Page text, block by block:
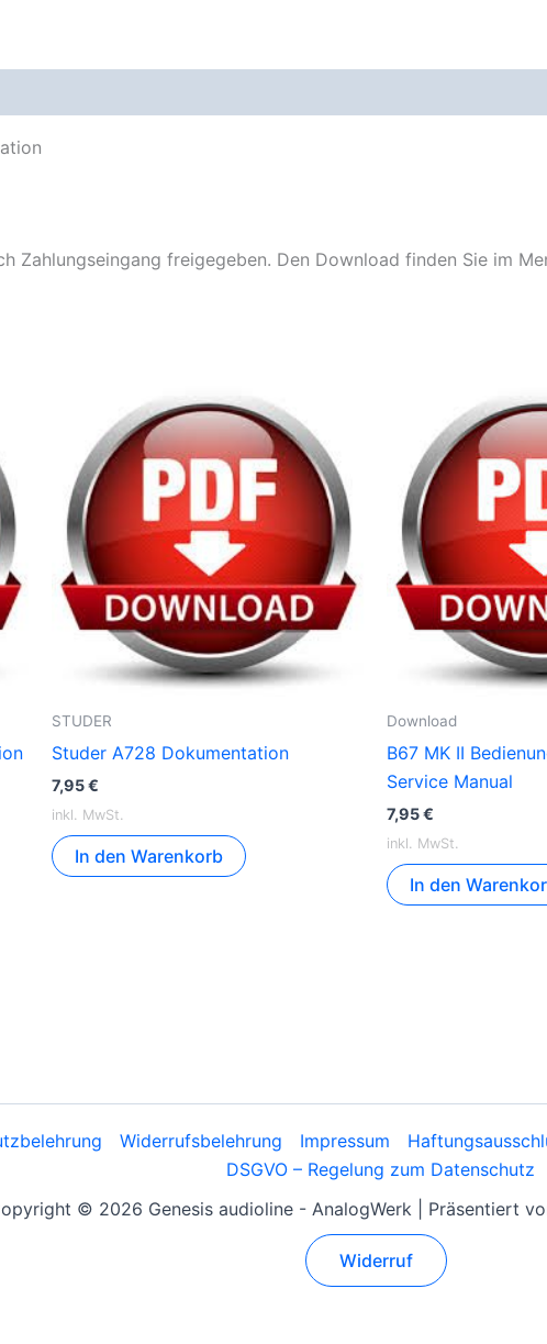
Zahlungseingang freigegeben. Den Download finden Sie im
STUDER
Studer A728 Dokumentation
7,95€
inkl. MwSt.
In den Warenkorb
Download
B67 MK II
Service Manual
7,95€
inkl. MwSt.
In den
Widerrufsbelehrung Impressum
DSGVO – Regelung zum Datenschutz
© 2026 Genesis audioline - AnalogWerk | Präsentiert
Widerruf